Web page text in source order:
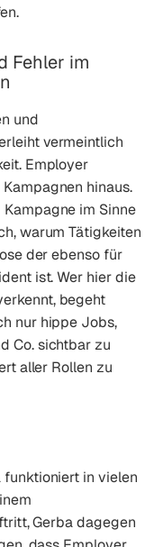
Fehler im
und
vermeintlich
Employer
hinaus.
im Sinne
warum Tätigkeiten
der ebenso für
ist. Wer hier die
begeht
nur hippe Jobs,
Co. sichtbar zu
aller Rollen zu
in vielen
Gerba dagegen